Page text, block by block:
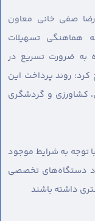
صفی خانی معاون
هماهنگی تسهیلات
به ضرورت تسریع در
روند پرداخت این
کشاورزی و گردشگری
توجه به شرایط موجود
دستگاه‌های تخصصی
داشته باشند